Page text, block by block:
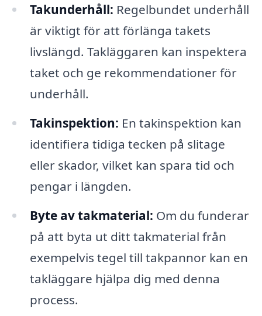
Takunderhåll: Regelbundet underhåll
är viktigt för att förlänga takets
livslängd. Takläggaren kan inspektera
taket och ge rekommendationer för
underhåll.
Takinspektion: En takinspektion kan
identifiera tidiga tecken på slitage
eller skador, vilket kan spara tid och
pengar i längden.
Byte av takmaterial: Om du funderar
på att byta ut ditt takmaterial från
exempelvis tegel till takpannor kan en
takläggare hjälpa dig med denna
process.